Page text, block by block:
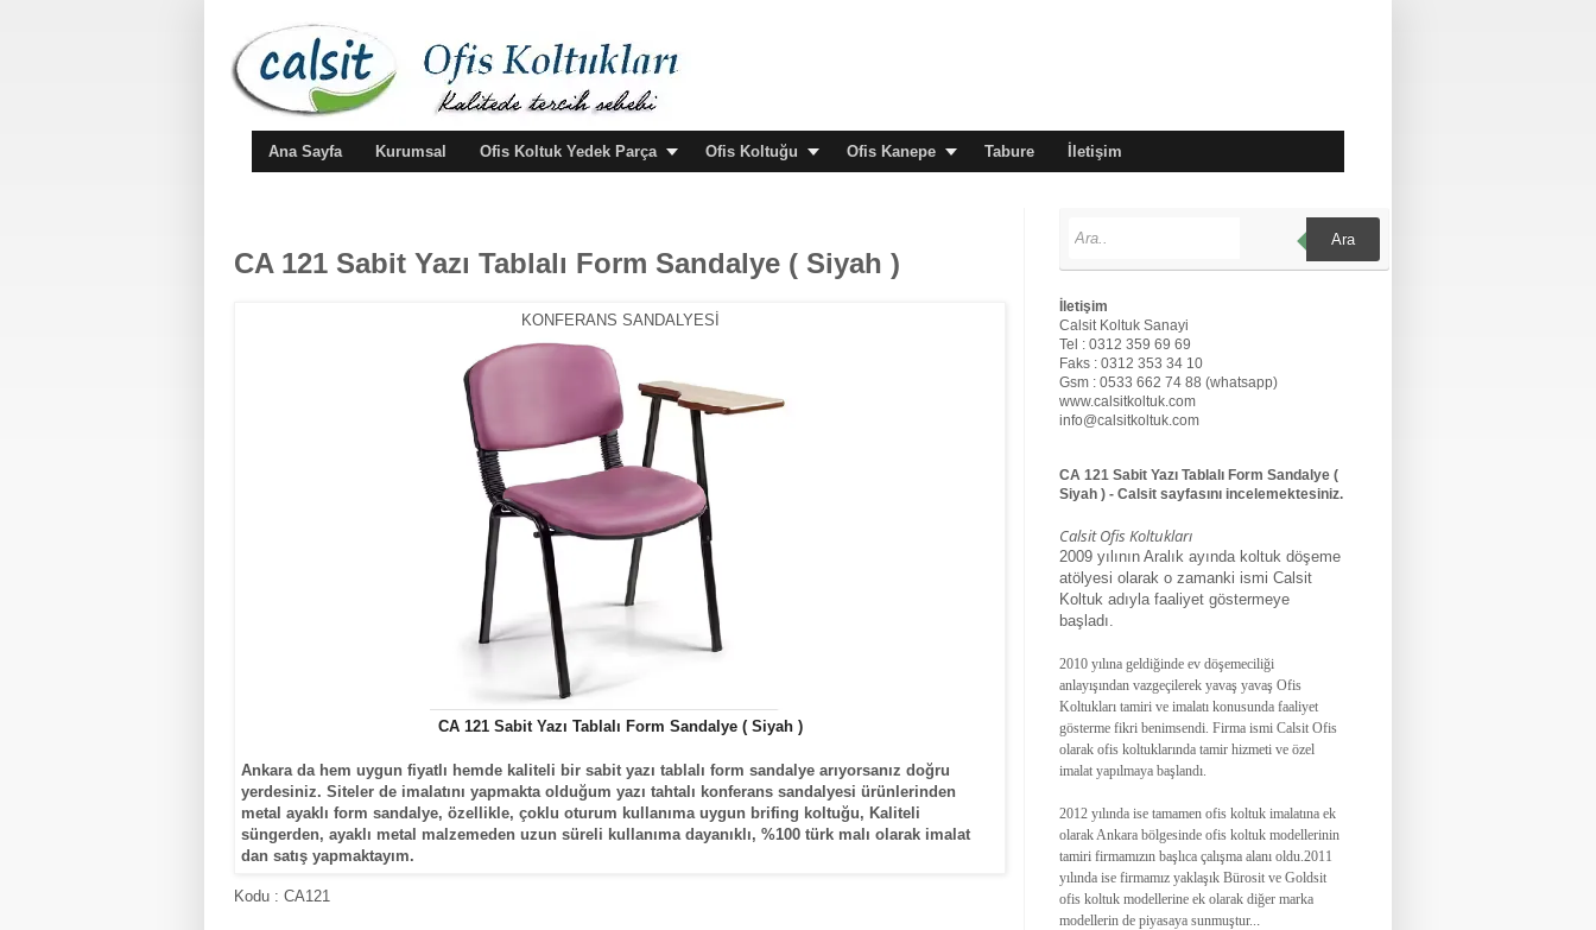
Ana Sayfa Kurumsal Ofis Koltuk Yedek Parça Ofis Koltuğu Ofis Kanepe Tabure İletişim
CA 121 Sabit Yazı Tablalı Form Sandalye ( Siyah )
KONFERANS SANDALYESİ
CA 121 Sabit Yazı Tablalı Form Sandalye ( Siyah )
Ankara da hem uygun fiyatlı hemde kaliteli bir sabit yazı tablalı form sandalye arıyorsanız doğru
yerdesiniz. Siteler de imalatını yapmakta olduğum yazı tahtalı konferans sandalyesi ürünlerinden
metal ayaklı form sandalye, özellikle, çoklu oturum kullanıma uygun brifing koltuğu, Kaliteli
süngerden, ayaklı metal malzemeden uzun süreli kullanıma dayanıklı, %100 türk malı olarak imalat
dan satış yapmaktayım.
Kodu : CA121
Ara
İletişim
Calsit Koltuk Sanayi
Tel : 0312 359 69 69
Faks : 0312 353 34 10
Gsm : 0533 662 74 88 (whatsapp)
www.calsitkoltuk.com
info@calsitkoltuk.com
CA 121 Sabit Yazı Tablalı Form Sandalye (
Siyah ) - Calsit sayfasını incelemektesiniz.
Calsit Ofis Koltukları
2009 yılının Aralık ayında koltuk döşeme
atölyesi olarak o zamanki ismi Calsit
Koltuk adıyla faaliyet göstermeye
başladı.
2010 yılına geldiğinde ev döşemeciliği
anlayışından vazgeçilerek yavaş yavaş Ofis
Koltukları tamiri ve imalatı konusunda faaliyet
gösterme fikri benimsendi. Firma ismi Calsit Ofis
olarak ofis koltuklarında tamir hizmeti ve özel
imalat yapılmaya başlandı.
2012 yılında ise tamamen ofis koltuk imalatına ek
olarak Ankara bölgesinde ofis koltuk modellerinin
tamiri firmamızın başlıca çalışma alanı oldu.2011
yılında ise firmamız yaklaşık Bürosit ve Goldsit
ofis koltuk modellerine ek olarak diğer marka
modellerin de piyasaya sunmuştur...